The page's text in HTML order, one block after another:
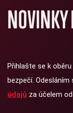
Přihlašte se k
bezpečí. Odesláním
údajů za účelem